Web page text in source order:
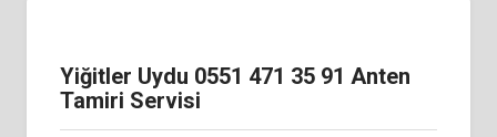
Yiğitler Uydu 0551 471 35 91 Anten
Tamiri Servisi